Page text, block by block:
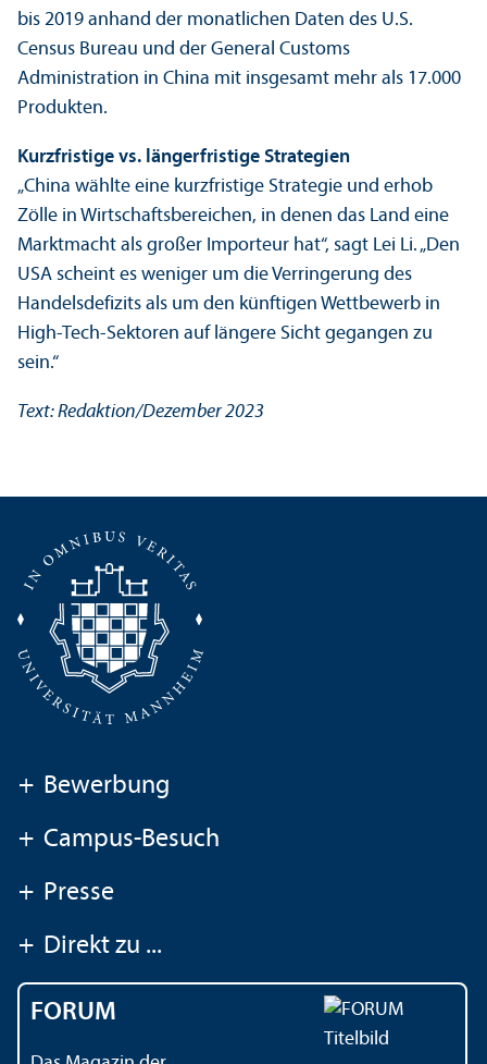
bis 2019 anhand der monatlichen Daten des U.S.
Census Bureau und der General Customs
Administration in China mit insgesamt mehr als 17.000
Produkten.
Kurzfristige vs. längerfristige Strategien
„China wählte eine kurzfristige Strategie und erhob
Zölle in Wirtschafts­bereichen, in denen das Land eine
Markt­macht als großer Importeur hat“, sagt Lei Li. „Den
USA scheint es weniger um die Verringerung des
Handels­defizits als um den künftigen Wettbewerb in
High-Tech-Sektoren auf längere Sicht gegangen zu
sein.“
Text: Redaktion/Dezember 2023
+ Bewerbung
+ Campus-Besuch
+ Presse
+ Direkt zu ...
FORUM